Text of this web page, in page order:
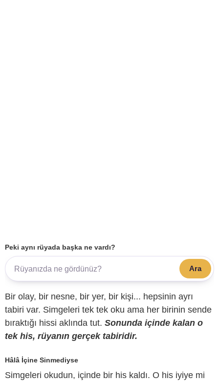
Peki aynı rüyada başka ne vardı?
Ara
Bir olay, bir nesne, bir yer, bir kişi... hepsinin ayrı
tabiri var. Simgeleri tek tek oku ama her birinin sende
bıraktığı hissi aklında tut. Sonunda içinde kalan o
tek his, rüyanın gerçek tabiridir.
Hâlâ İçine Sinmediyse
Simgeleri okudun, içinde bir his kaldı. O his iyiye mi